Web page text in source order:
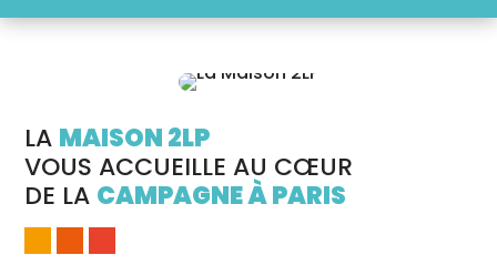
LA MAISON 2LP
VOUS ACCUEILLE AU CŒUR
DE LA CAMPAGNE À PARIS